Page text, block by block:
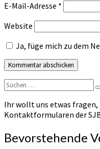
E-Mail-Adresse *
Website
Ja, füge mich zu dem
Suchen
nach:
Ihr wollt uns etwas fragen,
Kontaktformularen der
Bevorstehende